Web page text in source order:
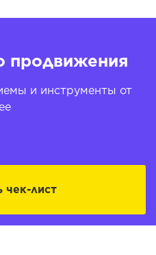
продвижения
и инструменты от
чек-лист